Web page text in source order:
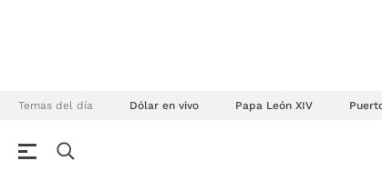
Temas del día Dólar en vivo Papa León XIV